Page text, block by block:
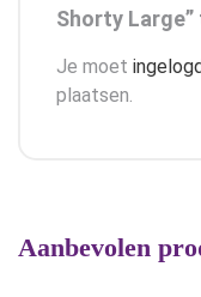
Shorty
Je moet
plaatsen.
Aanbevolen